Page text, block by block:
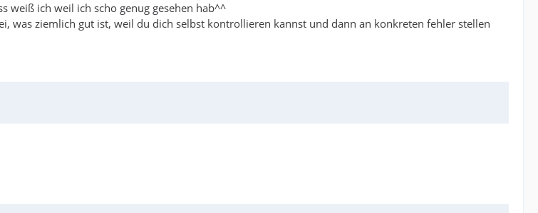
weiß ich weil ich scho genug gesehen hab^^
was ziemlich gut ist, weil du dich selbst kontrollieren kannst und dann an konkreten fehler stellen